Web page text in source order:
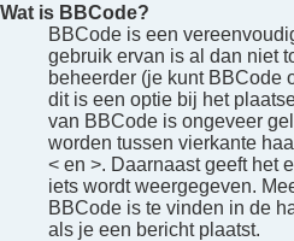
Wat is BBCode?
BBCode is een
gebruik ervan is al dan niet
beheerder (je kunt BBCode
dit is een optie bij het
van BBCode is ongeveer
worden tussen vierkante
< en >. Daarnaast geeft het
iets wordt weergegeven.
BBCode is te vinden in de
als je een bericht plaatst.